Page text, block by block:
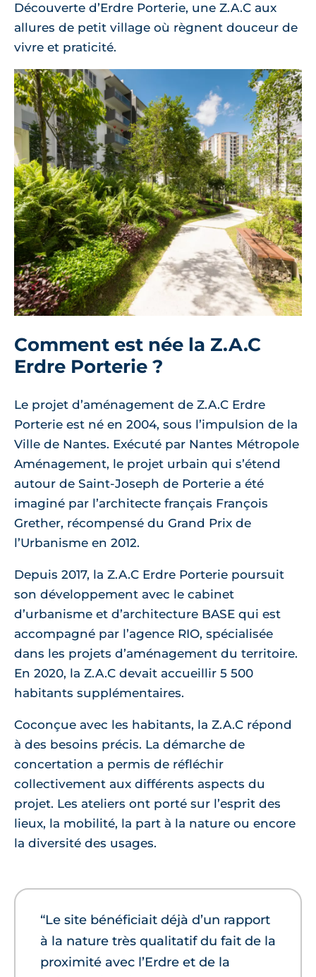
Découverte d’Erdre Porterie, une Z.A.C aux
allures de petit village où règnent douceur de
vivre et praticité.
Comment est née la Z.A.C
Erdre Porterie ?
Le projet d’aménagement de Z.A.C Erdre
Porterie est né en 2004, sous l’impulsion de la
Ville de Nantes. Exécuté par Nantes Métropole
Aménagement, le projet urbain qui s’étend
autour de Saint-Joseph de Porterie a été
imaginé par l’architecte français François
Grether, récompensé du Grand Prix de
l’Urbanisme en 2012.
Depuis 2017, la Z.A.C Erdre Porterie poursuit
son développement avec le cabinet
d’urbanisme et d’architecture BASE qui est
accompagné par l’agence RIO, spécialisée
dans les projets d’aménagement du territoire.
En 2020, la Z.A.C devait accueillir 5 500
habitants supplémentaires.
Coconçue avec les habitants, la Z.A.C répond
à des besoins précis. La démarche de
concertation a permis de réfléchir
collectivement aux différents aspects du
projet. Les ateliers ont porté sur l’esprit des
lieux, la mobilité, la part à la nature ou encore
la diversité des usages.
“Le site bénéficiait déjà d’un rapport
à la nature très qualitatif du fait de la
proximité avec l’Erdre et de la